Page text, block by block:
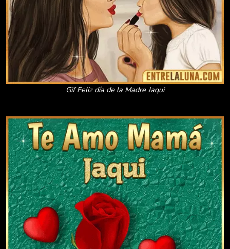
Gif Feliz día de la Madre Jaqui